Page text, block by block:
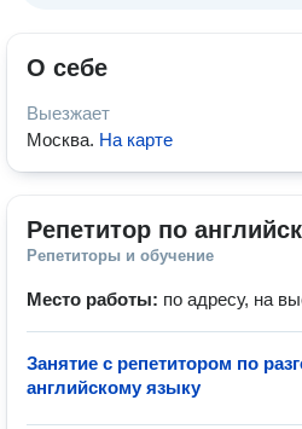
О себе
Выезжает
Москва. На карте
Репетитор по
Репетиторы и обучение
Место работы: по адресу, на
Занятие с репетитором по
английскому языку